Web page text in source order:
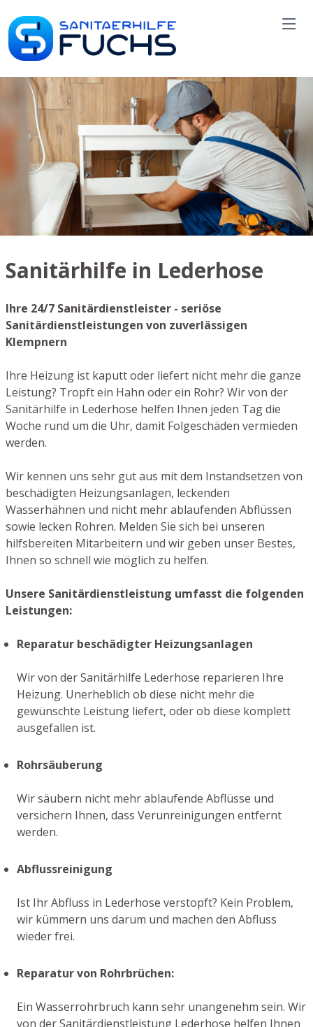
Sanitärhilfe in Lederhose
Ihre 24/7 Sanitärdienstleister - seriöse
Sanitärdienstleistungen von zuverlässigen
Klempnern
Ihre Heizung ist kaputt oder liefert nicht mehr die ganze
Leistung? Tropft ein Hahn oder ein Rohr? Wir von der
Sanitärhilfe in Lederhose helfen Ihnen jeden Tag die
Woche rund um die Uhr, damit Folgeschäden vermieden
werden.
Wir kennen uns sehr gut aus mit dem Instandsetzen von
beschädigten Heizungsanlagen, leckenden
Wasserhähnen und nicht mehr ablaufenden Abflüssen
sowie lecken Rohren. Melden Sie sich bei unseren
hilfsbereiten Mitarbeitern und wir geben unser Bestes,
Ihnen so schnell wie möglich zu helfen.
Unsere Sanitärdienstleistung umfasst die folgenden
Leistungen:
Reparatur beschädigter Heizungsanlagen
Wir von der Sanitärhilfe Lederhose reparieren Ihre
Heizung. Unerheblich ob diese nicht mehr die
gewünschte Leistung liefert, oder ob diese komplett
ausgefallen ist.
Rohrsäuberung
Wir säubern nicht mehr ablaufende Abflüsse und
versichern Ihnen, dass Verunreinigungen entfernt
werden.
Abflussreinigung
Ist Ihr Abfluss in Lederhose verstopft? Kein Problem,
wir kümmern uns darum und machen den Abfluss
wieder frei.
Reparatur von Rohrbrüchen:
Ein Wasserrohrbruch kann sehr unangenehm sein. Wir
von der Sanitärdienstleistung Lederhose helfen Ihnen